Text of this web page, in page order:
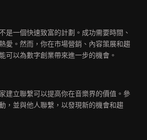
是一個快速致富的計劃。成功需要時間、
愛。然而，你在市場營銷、內容策展和趨
可以為數字創業帶來進一步的機會。
建立聯繫可以提高你在音樂界的價值。參
，並與他人聯繫，以發現新的機會和趨